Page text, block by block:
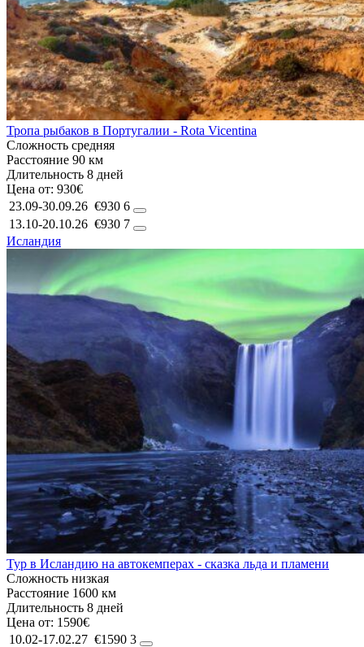
Тропа рыбаков в Португалии - Rota Vicentina
Сложность средняя
Расстояние 90 км
Длительность 8 дней
Цена от: 930€
23.09-30.09.26 €930 6
13.10-20.10.26 €930 7
Исландия
Тур в Исландию на автокемперах - сказка льда и пламени
Сложность низкая
Расстояние 1600 км
Длительность 8 дней
Цена от: 1590€
10.02-17.02.27 €1590 3